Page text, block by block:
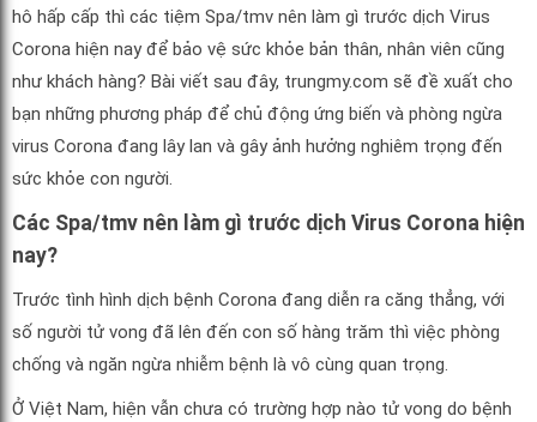
hô hấp cấp thì các tiệm Spa/tmv nên làm gì trước dịch Virus
Corona hiện nay để bảo vệ sức khỏe bản thân, nhân viên cũng
như khách hàng? Bài viết sau đây, trungmy.com sẽ đề xuất cho
bạn những phương pháp để chủ động ứng biến và phòng ngừa
virus Corona đang lây lan và gây ảnh hưởng nghiêm trọng đến
sức khỏe con người.
Các Spa/tmv nên làm gì trước dịch Virus Corona hiện
nay?
Trước tình hình dịch bệnh Corona đang diễn ra căng thẳng, với
số người tử vong đã lên đến con số hàng trăm thì việc phòng
chống và ngăn ngừa nhiễm bệnh là vô cùng quan trọng.
Ở Việt Nam, hiện vẫn chưa có trường hợp nào tử vong do bệnh